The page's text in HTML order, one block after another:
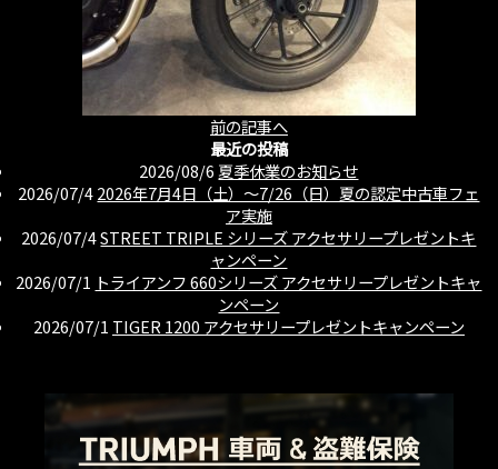
前の記事へ
最近の投稿
2026/08/6 夏季休業のお知らせ
2026/07/42026年7月4日（土）〜7/26（日）夏の認定中古車フェ
ア実施
2026/07/4STREET TRIPLE シリーズ アクセサリープレゼントキ
ャンペーン
2026/07/1 トライアンフ 660シリーズ アクセサリープレゼントキャ
ンペーン
2026/07/1 TIGER 1200 アクセサリープレゼントキャンペーン